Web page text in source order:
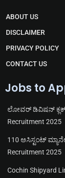
r
a
m
a
p
p
ABOUT US
DISCLAIMER
PRIVACY POLICY
CONTACT US
Jobs to
ಲೋವರ್ ಡಿವಿಷನ್ ಕ್ಲರ್ಕ್
Recruitment 2025
110 ಅಸಿಸ್ಟಂಟ್
Recruitment 2025
Cochin Shipyard